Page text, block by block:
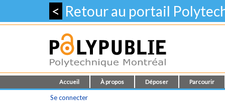
< Retour au portail
Accueil À propos Déposer Parcourir
Se connecter